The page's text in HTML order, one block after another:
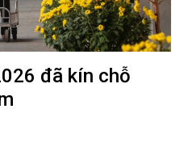
đã kín chỗ